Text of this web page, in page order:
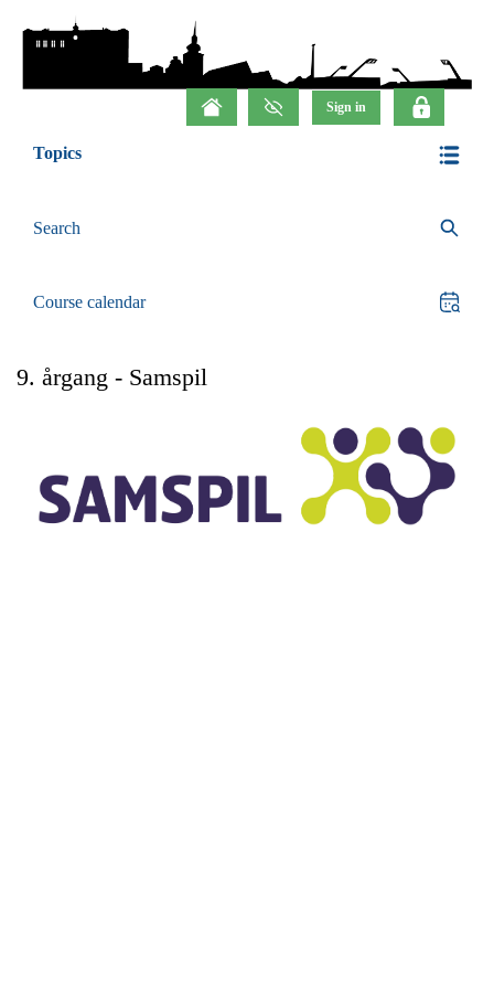
Topics
Search
Course calendar
9. årgang - Samspil